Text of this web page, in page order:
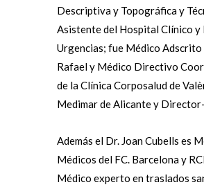
Descriptiva y Topográfica y
Asistente del Hospital Clínico y
Urgencias; fue Médico
Rafael y Médico Directivo
de la Clínica Corposalud de
Medimar de Alicante y
Además el Dr. Joan Cubells es
Médicos del FC. Barcelona y
Médico experto en traslados